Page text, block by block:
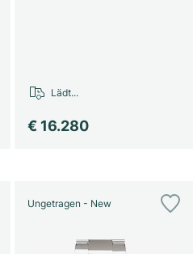
€ 16.280
Lädt...
Ungetragen - New